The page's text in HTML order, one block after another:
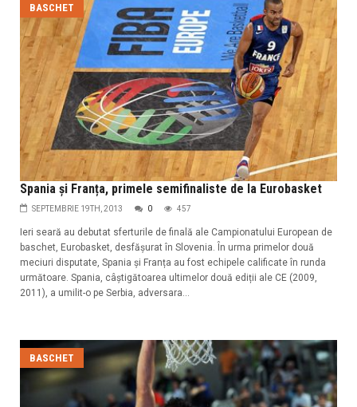
BASCHET
Spania și Franța, primele semifinaliste de la Eurobasket
SEPTEMBRIE 19TH, 2013 0 457
Ieri seară au debutat sferturile de finală ale Campionatului European de
baschet, Eurobasket, desfășurat în Slovenia. În urma primelor două
meciuri disputate, Spania și Franța au fost echipele calificate în runda
următoare. Spania, câștigătoarea ultimelor două ediții ale CE (2009,
2011), a umilit-o pe Serbia, adversara...
BASCHET